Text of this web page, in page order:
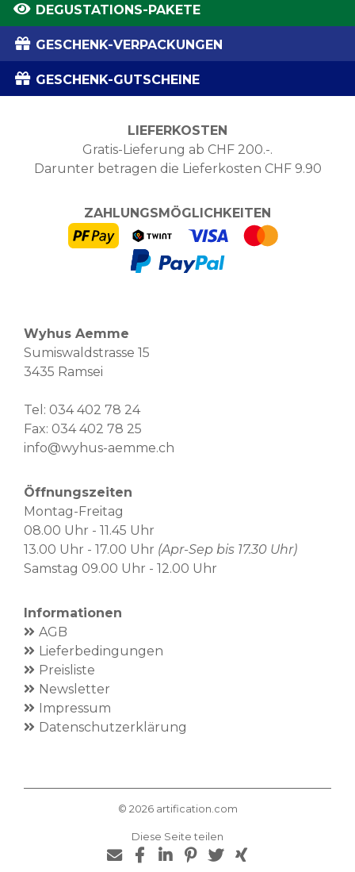
DEGUSTATIONS-PAKETE
GESCHENK-VERPACKUNGEN
GESCHENK-GUTSCHEINE
LIEFERKOSTEN
Gratis-Lieferung ab CHF 200.-.
Darunter betragen die Lieferkosten CHF 9.90
ZAHLUNGSMÖGLICHKEITEN
Wyhus Aemme
Sumiswaldstrasse 15
3435 Ramsei
Tel: 034 402 78 24
Fax: 034 402 78 25
info@wyhus-aemme.ch
Öffnungszeiten
Montag-Freitag
08.00 Uhr - 11.45 Uhr
13.00 Uhr - 17.00 Uhr (Apr-Sep bis 17.30 Uhr)
Samstag 09.00 Uhr - 12.00 Uhr
Informationen
AGB
Lieferbedingungen
Preisliste
Newsletter
Impressum
Datenschutzerklärung
© 2026 artification.com
Diese Seite teilen